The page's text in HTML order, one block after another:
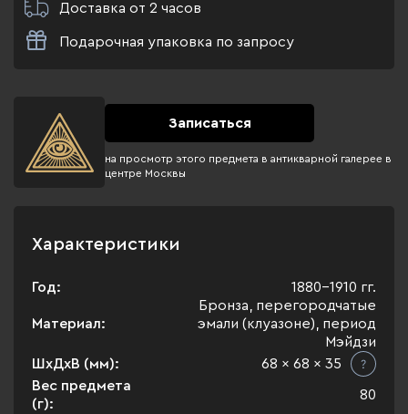
Доставка от 2 часов
Подарочная упаковка по запросу
Записаться
на просмотр этого предмета в антикварной галерее в
центре Москвы
Характеристики
Год: 1880-1910 гг.
Материал:
Бронза, перегородчатые
эмали (клуазоне), период
Мэйдзи
ШхДхВ (мм):
68 x 68 x 35
Вес предмета
(г):
80